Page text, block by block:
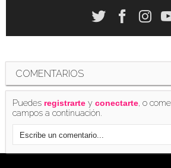
COMENTARIOS
Puedes registrarte yconectarte, o
campos a continuación.